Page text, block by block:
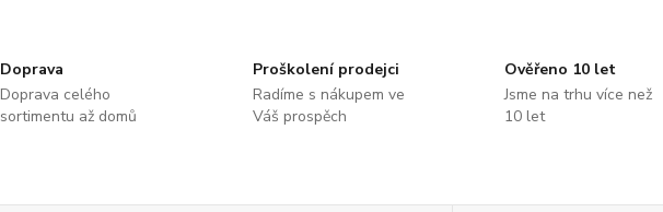
Doprava
Doprava celého
sortimentu až domů
Proškolení prodejci
Radíme s nákupem ve
Váš prospěch
Ověřeno 10 let
Jsme na trhu více než
10 let